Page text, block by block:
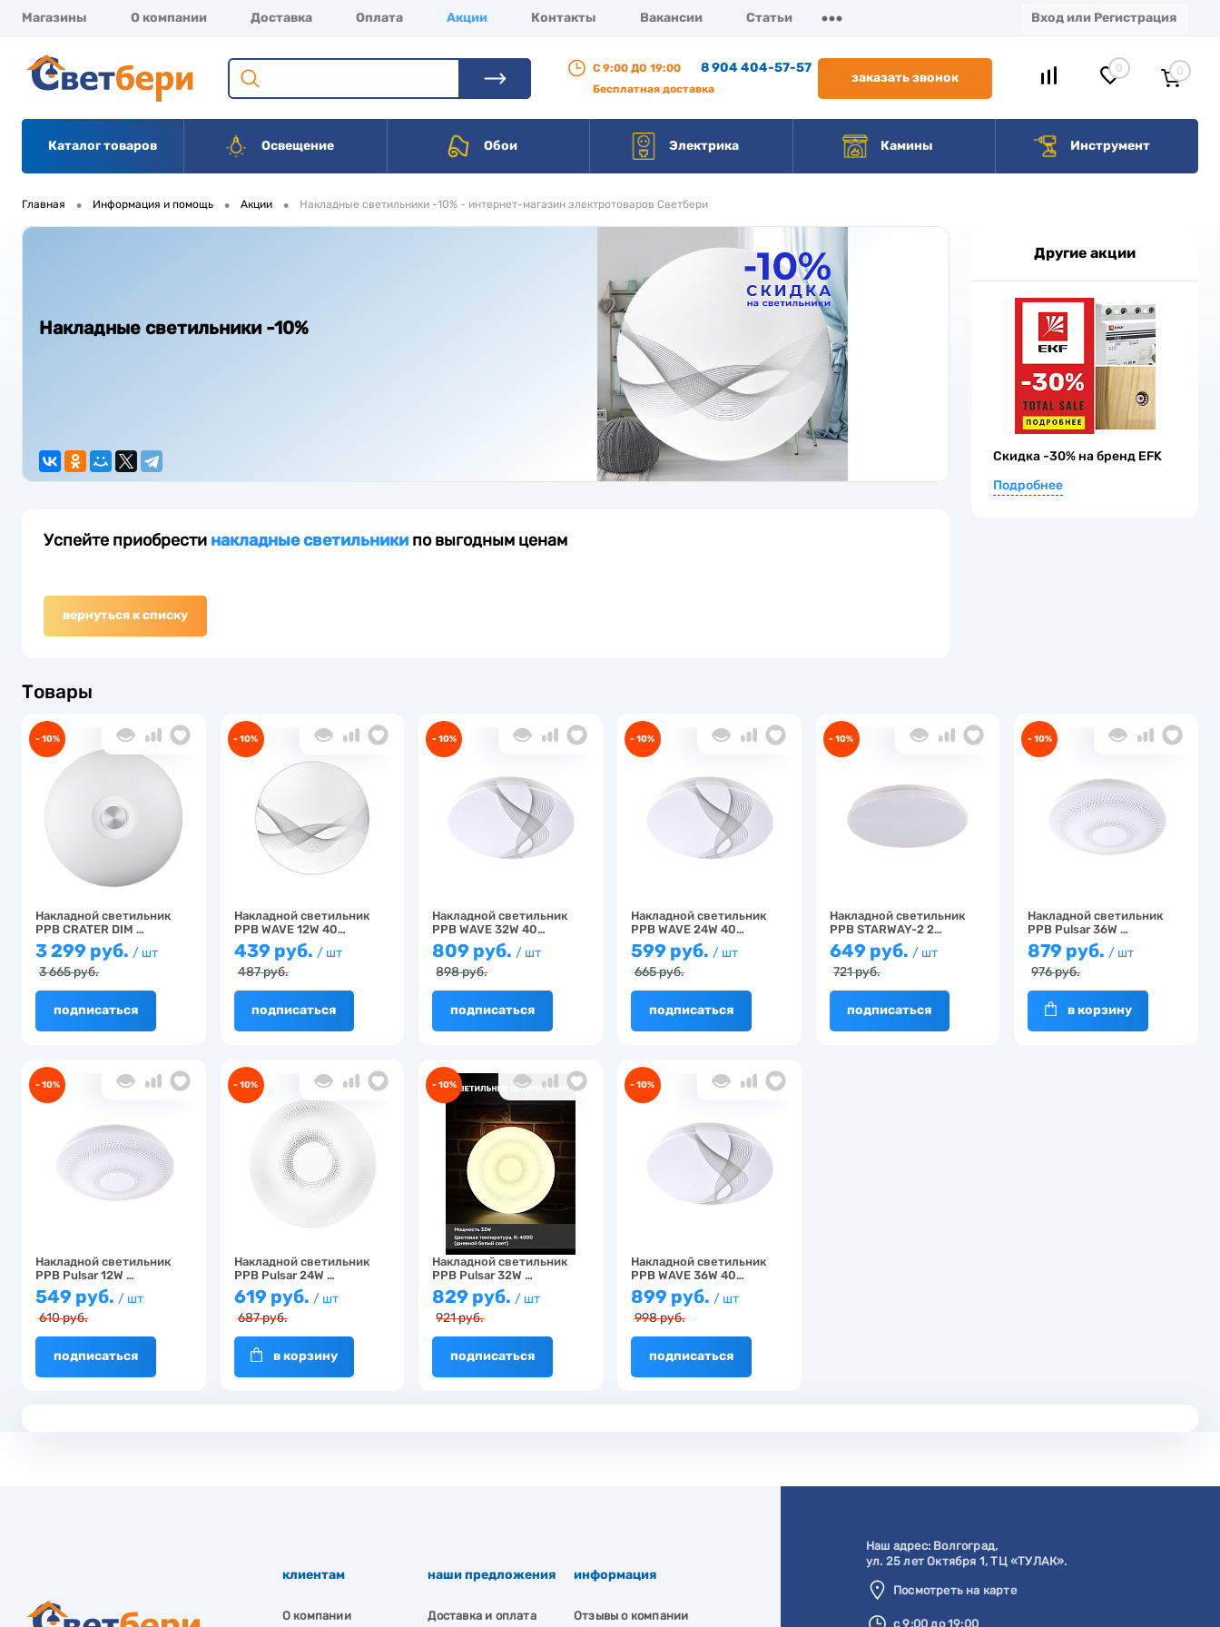
Магазины О компании Доставка Оплата Акции Контакты Вакансии Статьи Вход или Регистрация
С 9:00 ДО 19:00 8 904 404-57-57
Бесплатная доставка
заказать звонок
0 0
Каталог товаров Освещение Обои Электрика Камины Инструмент
Главная • Информация и помощь • Акции • Накладные светильники -10% - интернет-магазин электротоваров Светбери
Накладные светильники -10%
Успейте приобрести накладные светильники по выгодным ценам
вернуться к списку
Другие акции
Скидка -30% на бренд EFK
Подробнее
Товары
- 10%
Накладной светильник
PPB CRATER DIM …
3 299 руб. / шт
3 665 руб.
подписаться
- 10%
Накладной светильник
PPB WAVE 12W 40…
439 руб. / шт
487 руб.
подписаться
- 10%
Накладной светильник
PPB WAVE 32W 40…
809 руб. / шт
898 руб.
подписаться
- 10%
Накладной светильник
PPB WAVE 24W 40…
599 руб. / шт
665 руб.
подписаться
- 10%
Накладной светильник
PPB STARWAY-2 2…
649 руб. / шт
721 руб.
подписаться
- 10%
Накладной светильник
PPB Pulsar 36W …
879 руб. / шт
976 руб.
в корзину
- 10%
Накладной светильник
PPB Pulsar 12W …
549 руб. / шт
610 руб.
подписаться
- 10%
Накладной светильник
PPB Pulsar 24W …
619 руб. / шт
687 руб.
в корзину
- 10%
Накладной светильник
PPB Pulsar 32W …
829 руб. / шт
921 руб.
подписаться
- 10%
Накладной светильник
PPB WAVE 36W 40…
899 руб. / шт
998 руб.
подписаться
клиентам
О компании
наши предложения
Доставка и оплата
информация
Отзывы о компании
Наш адрес: Волгоград,
ул. 25 лет Октября 1, ТЦ «ТУЛАК».
Посмотреть на карте
с 9:00 до 19:00